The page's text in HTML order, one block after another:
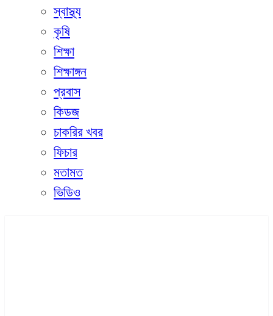
স্বাস্থ্য
কৃষি
শিক্ষা
শিক্ষাঙ্গন
প্রবাস
কিডজ
চাকরির খবর
ফিচার
মতামত
ভিডিও